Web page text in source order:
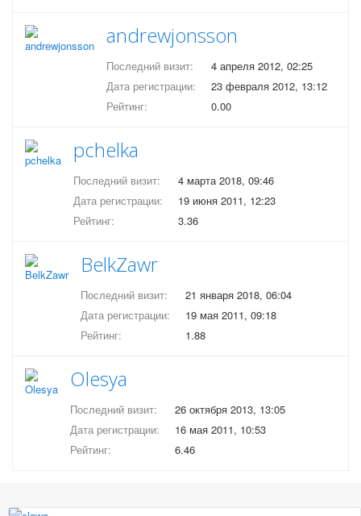
andrewjonsson
Последний визит:
4 апреля 2012, 02:25
Дата регистрации:
23 февраля 2012, 13:12
Рейтинг:
0.00
pchelka
Последний визит:
4 марта 2018, 09:46
Дата регистрации:
19 июня 2011, 12:23
Рейтинг:
3.36
BelkZawr
Последний визит:
21 января 2018, 06:04
Дата регистрации:
19 мая 2011, 09:18
Рейтинг:
1.88
Olesya
Последний визит:
26 октября 2013, 13:05
Дата регистрации:
16 мая 2011, 10:53
Рейтинг:
6.46